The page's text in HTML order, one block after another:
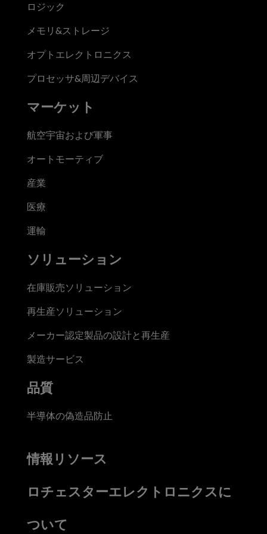
ロジック
メモリ&ストレージ
オプトエレクトロニクス
プロセッサ&周辺デバイス
マーケット
航空宇宙および軍事
オートモーティブ
産業
医療
運輸
ソリューション
在庫販売ソリューション
再生産ソリューション
メーカー認定製品の設計と再生産
製造サービス
品質
半導体の偽造品防止
情報リソース
ロチェスターエレクトロニクスに
ついて